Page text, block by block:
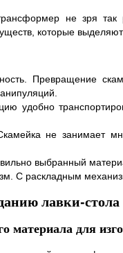
не зря
которые
Превращение
удобно
не занимает
выбранный
С раскладным
лавки-стола
материала для